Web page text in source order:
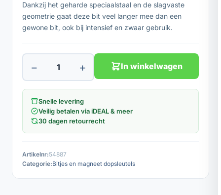
Dankzij het geharde speciaalstaal en de slagvaste
geometrie gaat deze bit veel langer mee dan een
gewone bit, ook bij intensief en zwaar gebruik.
− + In winkelwagen
Snelle levering
Veilig betalen via iDEAL & meer
30 dagen retourrecht
Artikelnr:54887
Categorie:Bitjes en magneet dopsleutels